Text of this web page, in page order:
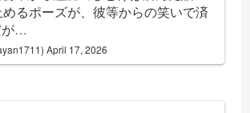
るポーズが、彼等からの笑いで済
が…
April 17, 2026